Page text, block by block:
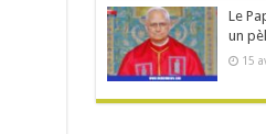
Le
un
15